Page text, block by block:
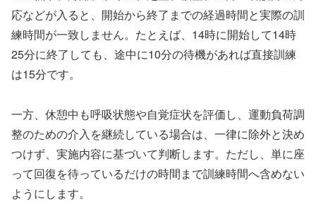
応などが入ると、開始から終了までの経過時間と実際の訓
練時間が一致しません。たとえば、14時に開始して14時
25分に終了しても、途中に10分の待機があれば直接訓練
は15分です。
一方、休憩中も呼吸状態や自覚症状を評価し、運動負荷調
整のための介入を継続している場合は、一律に除外と決め
つけず、実施内容に基づいて判断します。ただし、単に座
って回復を待っているだけの時間まで訓練時間へ含めない
ようにします。